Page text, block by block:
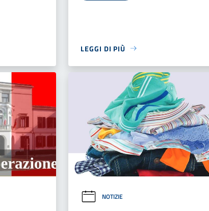
LEGGI DI PIÙ
NOTIZIE